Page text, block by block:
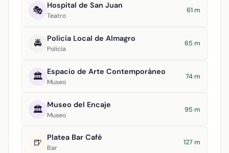
🎭 Hospital de San Juan
Teatro
61 m
🚔 Policía Local de Almagro
Policía
65 m
🏛️ Espacio de Arte Contemporáneo
Museo
74 m
🏛️ Museo del Encaje
Museo
95 m
🍺 Platea Bar Café
Bar
127 m